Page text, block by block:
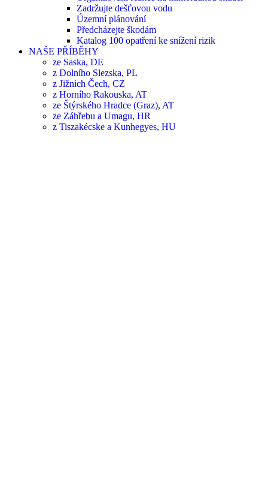
Zadržujte dešťovou vodu
Územní plánování
Předcházejte škodám
Katalog 100 opatření ke snížení rizik
NAŠE PŘÍBĚHY
ze Saska, DE
z Dolního Slezska, PL
z Jižních Čech, CZ
z Horního Rakouska, AT
ze Štýrského Hradce (Graz), AT
ze Záhřebu a Umagu, HR
z Tiszakécske a Kunhegyes, HU